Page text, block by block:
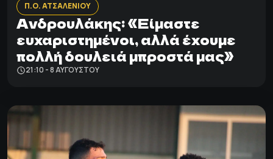
Π.Ο. ΑΤΣΑΛΕΝΙΟΥ
Ανδρουλάκης: «Είμαστε
ευχαριστημένοι, αλλά έχουμε
πολλή δουλειά μπροστά μας»
21:10 - 8 ΑΥΓΟΎΣΤΟΥ